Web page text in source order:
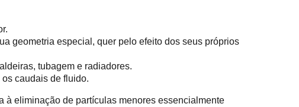
geometria especial, quer pelo efeito dos seus próprios
tubagem e radiadores.
caudais de fluido.
à eliminação de partículas menores essencialmente